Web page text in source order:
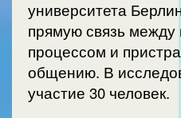
университета
прямую связь
процессом и
общению. В
участие 30 человек.